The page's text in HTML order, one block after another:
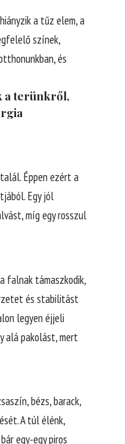
a tűz elem, a
színek,
és
a terünkről,
Éppen ezért a
Egy jól
míg egy rosszul
falnak támaszkodik,
és stabilitást
legyen éjjeli
alá pakolást, mert
bézs, barack,
A túl élénk,
egy-egy piros